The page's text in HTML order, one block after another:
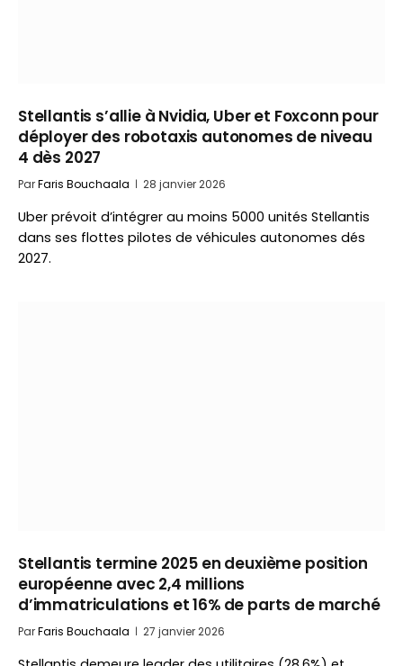
Stellantis s’allie à Nvidia, Uber et Foxconn pour
déployer des robotaxis autonomes de niveau
4 dès 2027
ParFaris Bouchaala 28 janvier 2026
Uber prévoit d’intégrer au moins 5000 unités Stellantis
dans ses flottes pilotes de véhicules autonomes dés
2027.
Stellantis termine 2025 en deuxième position
européenne avec 2,4 millions
d’immatriculations et 16% de parts de marché
ParFaris Bouchaala 27 janvier 2026